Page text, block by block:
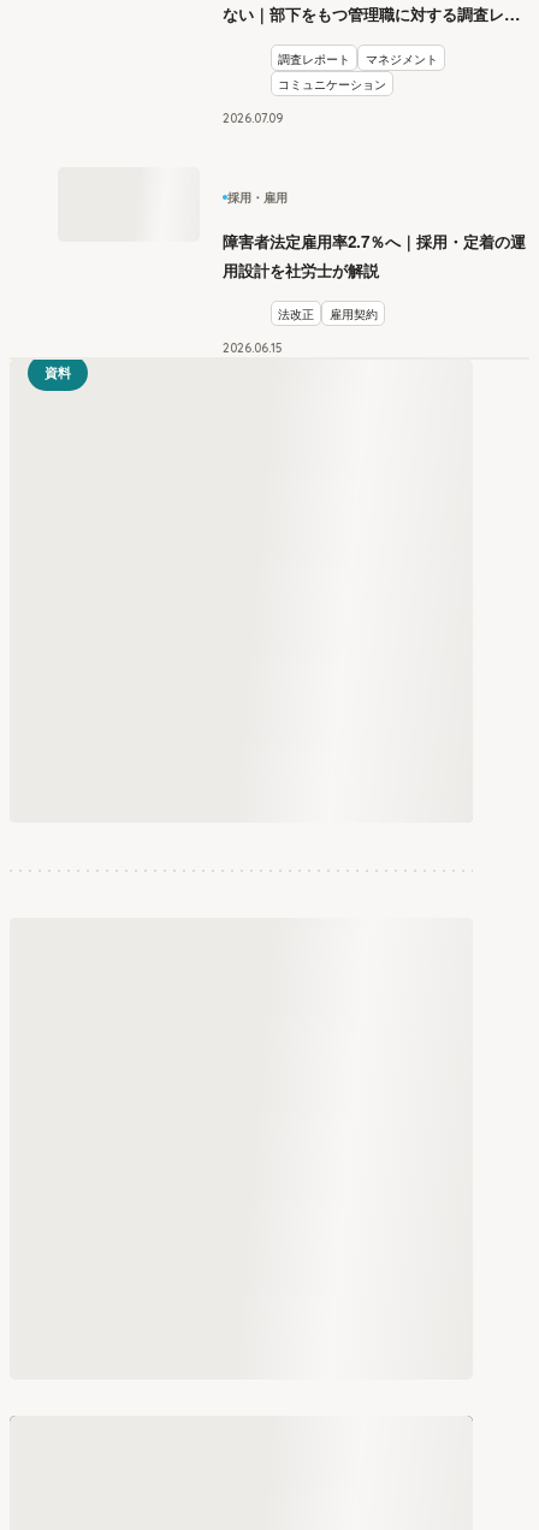
ない｜部下をもつ管理職に対する調査レポ
調査レポート
マネジメント
コミュニケーション
2026.07 09
採用・雇用
障害者法定雇用率2.7％へ｜採用・定着の運
用設計を社労士が解説
法改正 雇用契約
2026.0615
資料